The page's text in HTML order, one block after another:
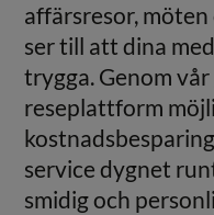
affärsresor,
ser till att dina
trygga. Genom
reseplattform
service dygnet
smidig och